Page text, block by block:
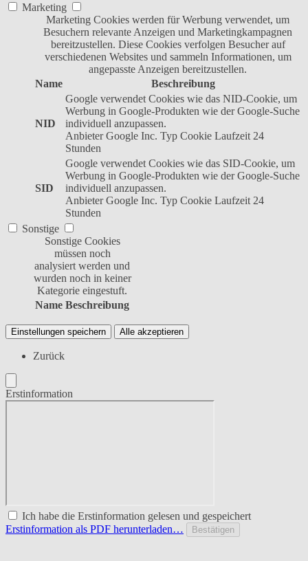
Marketing
Marketing Cookies werden für Werbung verwendet, um
Besuchern relevante Anzeigen und Marketingkampagnen
bereitzustellen. Diese Cookies verfolgen Besucher auf
verschiedenen Websites und sammeln Informationen, um
angepasste Anzeigen bereitzustellen.
Name
Beschreibung
NID
Google verwendet Cookies wie das NID-Cookie, um
Werbung in Google-Produkten wie der Google-Suche
individuell anzupassen.
Anbieter Google Inc. Typ Cookie Laufzeit 24
Stunden
SID
Google verwendet Cookies wie das SID-Cookie, um
Werbung in Google-Produkten wie der Google-Suche
individuell anzupassen.
Anbieter Google Inc. Typ Cookie Laufzeit 24
Stunden
Sonstige
Sonstige Cookies
müssen noch
analysiert werden und
wurden noch in keiner
Kategorie eingestuft.
Name Beschreibung
Einstellungen speichern Alle akzeptieren
Zurück
Erstinformation
Ich habe die Erstinformation gelesen und gespeichert
Erstinformation als PDF herunterladen…
Bestätigen